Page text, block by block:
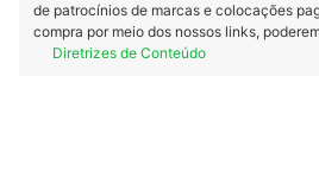
de patrocínios de marcas e colocações
compra por meio dos nossos links,
Diretrizes de Conteúdo